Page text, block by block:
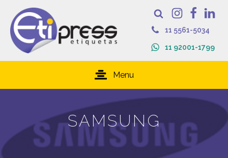
11 5561-5034
11 92001-1799
Menu
SAMSUNG